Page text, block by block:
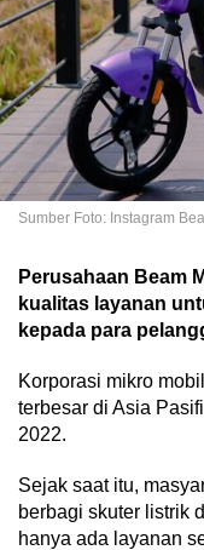
Sumber Foto: Instagram
Perusahaan Beam
kualitas layanan
kepada para
Korporasi mikro
terbesar di Asia
2022.
Sejak saat itu,
berbagi skuter listrik
hanya ada layanan